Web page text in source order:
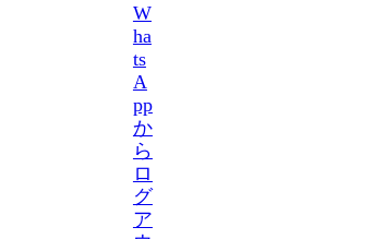
W
ha
ts
A
pp
か
ら
ロ
グ
ア